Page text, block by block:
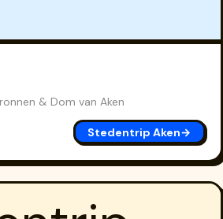
& Dom van Aken
Stedentrip Aken→